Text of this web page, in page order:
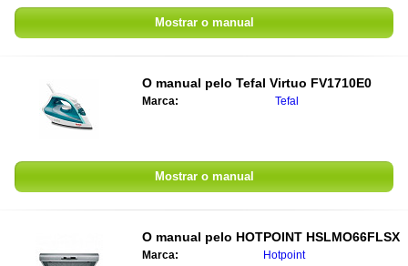
Mostrar o manual
O manual pelo Tefal Virtuo FV1710E0
Marca: Tefal
Mostrar o manual
O manual pelo HOTPOINT HSLMO66FLSX
Marca: Hotpoint